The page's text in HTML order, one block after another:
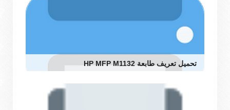
تحميل تعريف طابعة HP MFP M1132